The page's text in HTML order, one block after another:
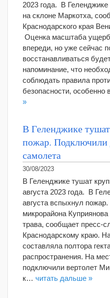
2023 года. В
на склоне Маркотха,
Краснодарского края
Оценка масштаба
впереди, но уже сейчас
восстанавливаться
напоминание, что
соблюдать правила
безопасности, особенно
»
В Геленджике
пожар. Подключили
самолета
30/08/2023
В Геленджике тушат
августа 2023 года. В
августа вспыхнул
микрорайона
трава, сообщает пресс-
Краснодарскому краю.
составляла полтора
распространения. На
подключили вертолет
к… читать дальше »